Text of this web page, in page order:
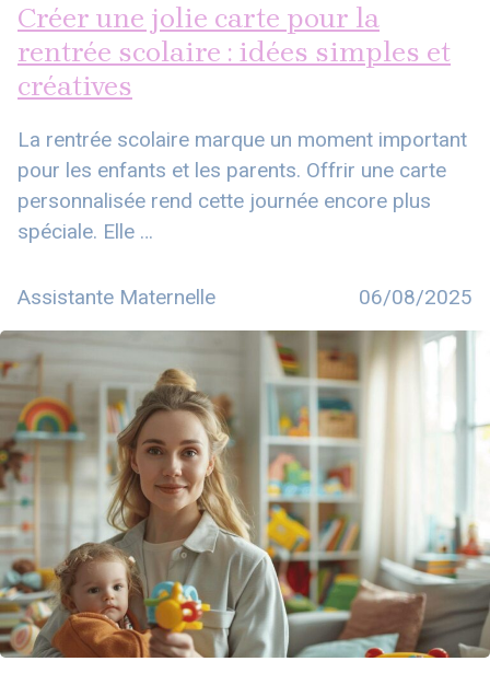
Créer une jolie carte pour la
rentrée scolaire : idées simples et
créatives
La rentrée scolaire marque un moment important
pour les enfants et les parents. Offrir une carte
personnalisée rend cette journée encore plus
spéciale. Elle …
Assistante Maternelle 06/08/2025